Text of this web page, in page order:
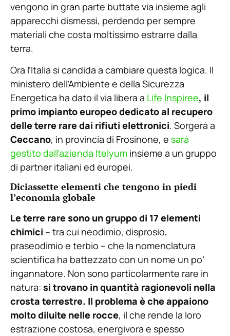
vengono in gran parte buttate via insieme agli
apparecchi dismessi, perdendo per sempre
materiali che costa moltissimo estrarre dalla
terra.
Ora l’Italia si candida a cambiare questa logica. Il
ministero dell’Ambiente e della Sicurezza
Energetica ha dato il via libera a Life Inspiree, il
primo impianto europeo dedicato al recupero
delle terre rare dai rifiuti elettronici. Sorgerà a
Ceccano, in provincia di Frosinone, e sarà
gestito dall’azienda Itelyum insieme a un gruppo
di partner italiani ed europei.
Diciassette elementi che tengono in piedi
l’economia globale
Le terre rare sono un gruppo di 17 elementi
chimici – tra cui neodimio, disprosio,
praseodimio e terbio – che la nomenclatura
scientifica ha battezzato con un nome un po’
ingannatore. Non sono particolarmente rare in
natura: si trovano in quantità ragionevoli nella
crosta terrestre. Il problema è che appaiono
molto diluite nelle rocce, il che rende la loro
estrazione costosa, energivora e spesso